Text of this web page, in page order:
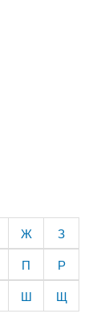
Ж
З
П
Р
Ш
Щ